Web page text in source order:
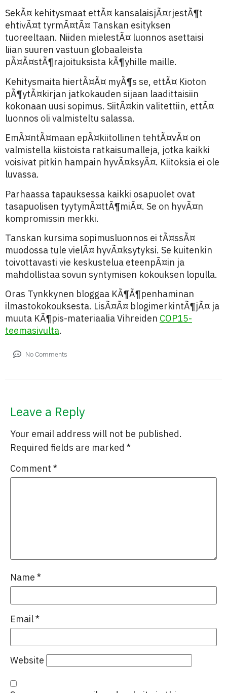
SekÃ¤ kehitysmaat ettÃ¤ kansalaisjÃ¤rjestÃ¶t
ehtivÃ¤t tyrmÃ¤tÃ¤ Tanskan esityksen
tuoreeltaan. Niiden mielestÃ¤ luonnos asettaisi
liian suuren vastuun globaaleista
pÃ¤Ã¤stÃ¶rajoituksista kÃ¶yhille maille.
Kehitysmaita hiertÃ¤Ã¤ myÃ¶s se, ettÃ¤ Kioton
pÃ¶ytÃ¤kirjan jatkokauden sijaan laadittaisiin
kokonaan uusi sopimus. SiitÃ¤kin valitettiin, ettÃ¤
luonnos oli valmisteltu salassa.
EmÃ¤ntÃ¤maan epÃ¤kiitollinen tehtÃ¤vÃ¤ on
valmistella kiistoista ratkaisumalleja, jotka kaikki
voisivat pitkin hampain hyvÃ¤ksyÃ¤. Kiitoksia ei ole
luvassa.
Parhaassa tapauksessa kaikki osapuolet ovat
tasapuolisen tyytymÃ¤ttÃ¶miÃ¤. Se on hyvÃ¤n
kompromissin merkki.
Tanskan kursima sopimusluonnos ei tÃ¤ssÃ¤
muodossa tule vielÃ¤ hyvÃ¤ksytyksi. Se kuitenkin
toivottavasti vie keskustelua eteenpÃ¤in ja
mahdollistaa sovun syntymisen kokouksen lopulla.
Oras Tynkkynen bloggaa KÃ¶Ã¶penhaminan
ilmastokokouksesta. LisÃ¤Ã¤ blogimerkintÃ¶jÃ¤ ja
muuta KÃ¶pis-materiaalia Vihreiden COP15-
teemasivulta.
No Comments
Leave a Reply
Your email address will not be published.
Required fields are marked *
Comment *
Name *
Email*
Website